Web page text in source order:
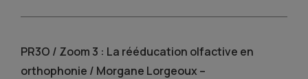
PR3O / Zoom 3 : La rééducation olfactive en
orthophonie / Morgane Lorgeoux –